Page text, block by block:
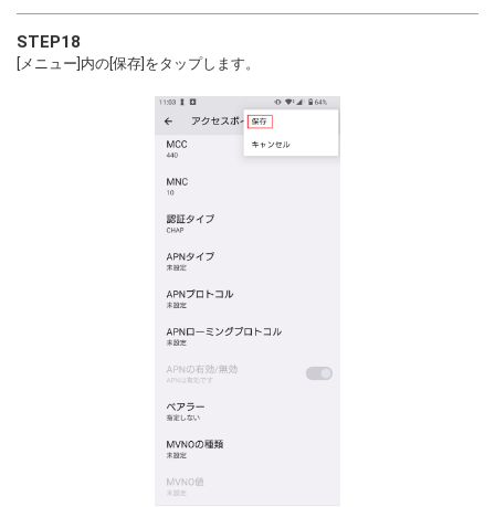
STEP18
[メニュー]内の[保存]をタップします。